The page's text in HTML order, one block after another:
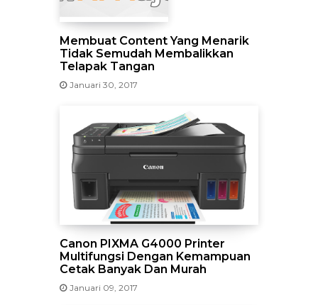
Membuat Content Yang Menarik
Tidak Semudah Membalikkan
Telapak Tangan
Januari 30, 2017
Canon PIXMA G4000 Printer
Multifungsi Dengan Kemampuan
Cetak Banyak Dan Murah
Januari 09, 2017